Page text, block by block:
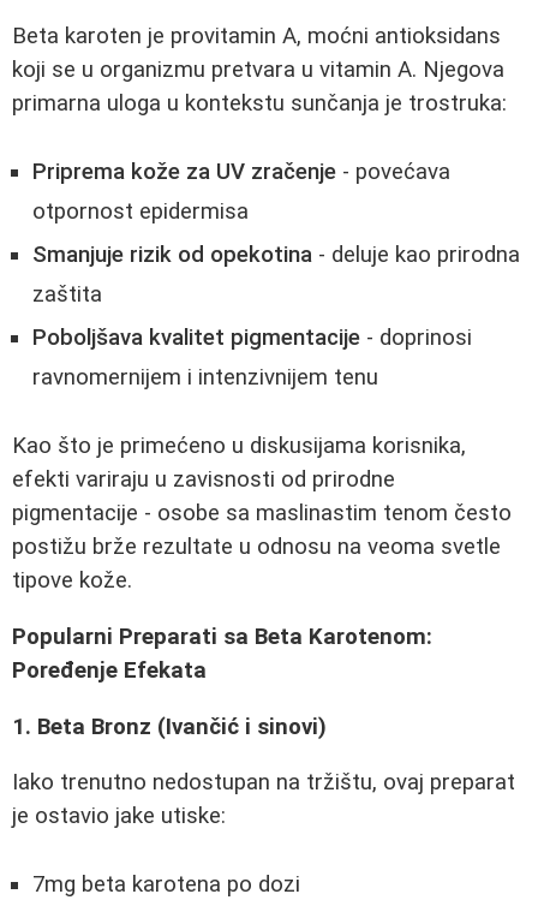
Beta karoten je provitamin A, moćni antioksidans
koji se u organizmu pretvara u vitamin A. Njegova
primarna uloga u kontekstu sunčanja je trostruka:
Priprema kože za UV zračenje - povećava
otpornost epidermisa
Smanjuje rizik od opekotina - deluje kao prirodna
zaštita
Poboljšava kvalitet pigmentacije - doprinosi
ravnomernijem i intenzivnijem tenu
Kao što je primećeno u diskusijama korisnika,
efekti variraju u zavisnosti od prirodne
pigmentacije - osobe sa maslinastim tenom često
postižu brže rezultate u odnosu na veoma svetle
tipove kože.
Popularni Preparati sa Beta Karotenom:
Poređenje Efekata
1. Beta Bronz (Ivančić i sinovi)
Iako trenutno nedostupan na tržištu, ovaj preparat
je ostavio jake utiske:
7mg beta karotena po dozi